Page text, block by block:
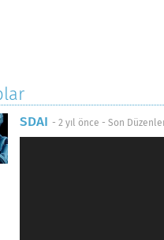
SDAI - 2 yıl önce - Son